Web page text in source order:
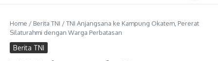
Home / Berita TNI /TNI Anjangsana ke Kampung Okatem, Pererat
Silaturahmi dengan Warga Perbatasan
Berita TNI